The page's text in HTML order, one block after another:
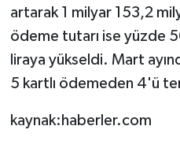
artarak 1 milyar 153,2
ödeme tutarı ise yüzde
liraya yükseldi. Mart
5 kartlı ödemeden 4'ü
kaynak:haberler.com